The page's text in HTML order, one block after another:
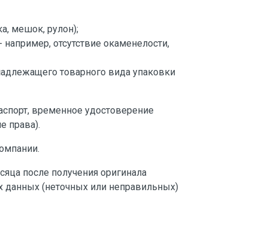
мешок, рулон);
отсутствие окаменелости,
товарного вида упаковки
временное удостоверение
права).
после получения оригинала
данных (неточных или неправильных)